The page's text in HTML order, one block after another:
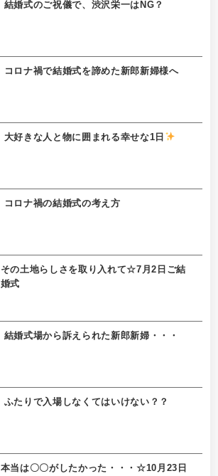
結婚式のご祝儀で、渋沢栄一はNG？
コロナ禍で結婚式を諦めた新郎新婦様へ
大好きな人と物に囲まれる幸せな1日
コロナ禍の結婚式の考え方
その土地らしさを取り入れて☆7月2日ご結
婚式
結婚式場から訴えられた新郎新婦・・・
ふたりで入場しなくてはいけない？？
本当は〇〇がしたかった・・・☆10月23日